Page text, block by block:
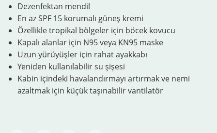
Dezenfektan mendil
En az SPF 15 korumalı güneş kremi
Özellikle tropikal bölgeler için böcek kovucu
Kapalı alanlar için N95 veya KN95 maske
Uzun yürüyüşler için rahat ayakkabı
Yeniden kullanılabilir su şişesi
Kabin içindeki havalandırmayı artırmak ve nemi
azaltmak için küçük taşınabilir vantilatör